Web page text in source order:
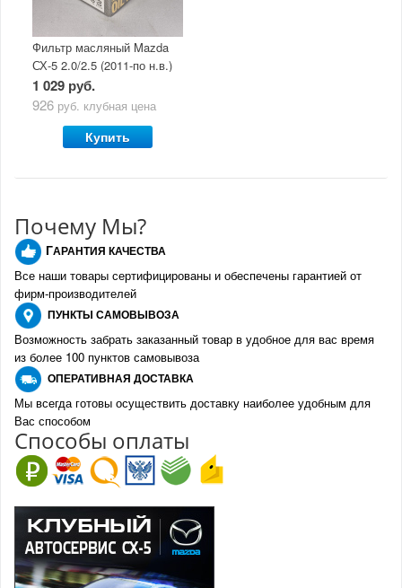
Фильтр масляный Mazda
СХ-5 2.0/2.5 (2011-по н.в.)
1 029 руб.
926 руб. клубная цена
Купить
Почему Мы?
ГАРАНТИЯ КАЧЕСТВА
Все наши товары сертифицированы и обеспечены гарантией от
фирм-производителей
ПУНКТЫ САМОВЫВОЗА
Возможность забрать заказанный товар в удобное для вас время
из более 100 пунктов самовывоза
ОПЕРАТИВНАЯ ДОСТАВКА
Мы всегда готовы осуществить доставку наиболее удобным для
Вас способом
Способы оплаты